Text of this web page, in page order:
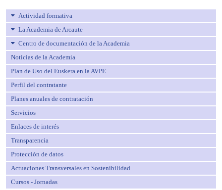
Actividad formativa
La Academia de Arcaute
Centro de documentación de la Academia
Noticias de la Academia
Plan de Uso del Euskera en la AVPE
Perfil del contratante
Planes anuales de contratación
Servicios
Enlaces de interés
Transparencia
Protección de datos
Actuaciones Transversales en Sostenibilidad
Cursos - Jornadas